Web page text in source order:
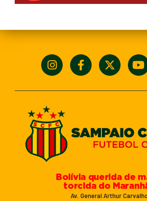
Bolívia querida de
torcida do
Av. General Arthur